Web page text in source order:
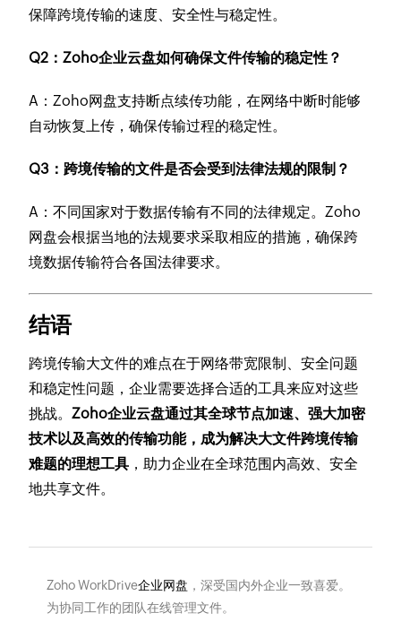
保障跨境传输的速度、安全性与稳定性。
Q2：Zoho企业云盘如何确保文件传输的稳定性？
A：Zoho网盘支持断点续传功能，在网络中断时能够
自动恢复上传，确保传输过程的稳定性。
Q3：跨境传输的文件是否会受到法律法规的限制？
A：不同国家对于数据传输有不同的法律规定。Zoho
网盘会根据当地的法规要求采取相应的措施，确保跨
境数据传输符合各国法律要求。
结语
跨境传输大文件的难点在于网络带宽限制、安全问题
和稳定性问题，企业需要选择合适的工具来应对这些
挑战。Zoho企业云盘通过其全球节点加速、强大加密
技术以及高效的传输功能，成为解决大文件跨境传输
难题的理想工具 ，助力企业在全球范围内高效、安全
地共享文件。
Zoho WorkDrive企业网盘 ，深受国内外企业一致喜爱。
为协同工作的团队在线管理文件。